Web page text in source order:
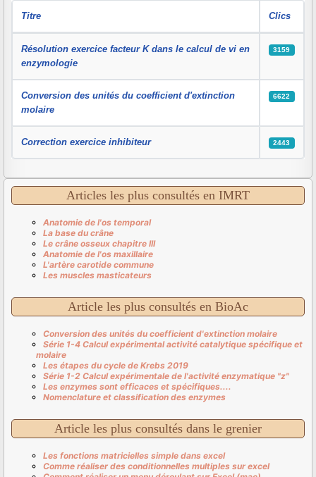
Titre Clics
Résolution exercice facteur K dans le calcul de vi en
enzymologie
3159
Conversion des unités du coefficient d'extinction
molaire
6622
Correction exercice inhibiteur 2443
Articles les plus consultés en IMRT
Anatomie de l'os temporal
La base du crâne
Le crâne osseux chapitre III
Anatomie de l'os maxillaire
L'artère carotide commune
Les muscles masticateurs
Article les plus consultés en BioAc
Conversion des unités du coefficient d'extinction molaire
Série 1-4 Calcul expérimental activité catalytique spécifique et
molaire
Les étapes du cycle de Krebs 2019
Série 1-2 Calcul expérimentale de l'activité enzymatique "z"
Les enzymes sont efficaces et spécifiques....
Nomenclature et classification des enzymes
Article les plus consultés dans le grenier
Les fonctions matricielles simple dans excel
Comme réaliser des conditionnelles multiples sur excel